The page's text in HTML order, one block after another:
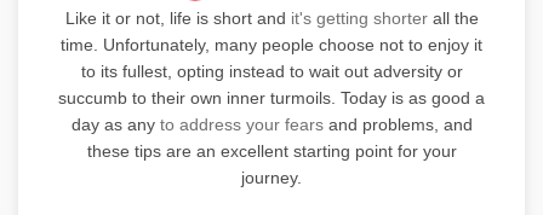
Like it or not, life is short and it's getting shorterall the
time. Unfortunately, many people choose not to enjoy it
to its fullest, opting instead to wait out adversity or
succumb to their own inner turmoils. Today is as good a
day as any to address your fearsand problems, and
these tips are an excellent starting point for your
journey.